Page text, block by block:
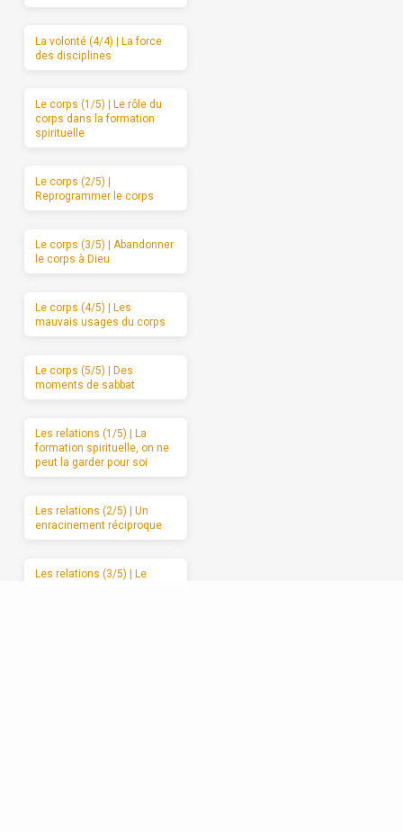
La volonté (4/4) | La force
des disciplines
Le corps (1/5) | Le rôle du
corps dans la formation
spirituelle
Le corps (2/5) |
Reprogrammer le corps
Le corps (3/5) | Abandonner
le corps à Dieu
Le corps (4/5) | Les
mauvais usages du corps
Le corps (5/5) | Des
moments de sabbat
Les relations (1/5) | La
formation spirituelle, on ne
peut la garder pour soi
Les relations (2/5) | Un
enracinement réciproque
Les relations (3/5) | Le